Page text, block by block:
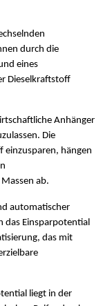
durch die
eines
Dieselkraftstoff
Anhänger
Die
einzusparen, hängen
ab.
automatischer
das Einsparpotential
das mit
liegt in der